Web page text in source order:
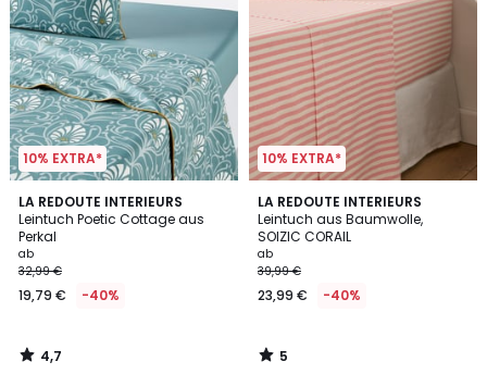
10% EXTRA*
LA REDOUTE INTERIEURS
Leintuch Poetic Cottage aus
Perkal
ab
32,99 €
19,79 € -40%
4,7
/ 5
4,7
/
10% EXTRA*
LA REDOUTE INTERIEURS
Leintuch aus Baumwolle,
SOIZIC CORAIL
ab
39,99 €
23,99 € -40%
5
/
5
5
/